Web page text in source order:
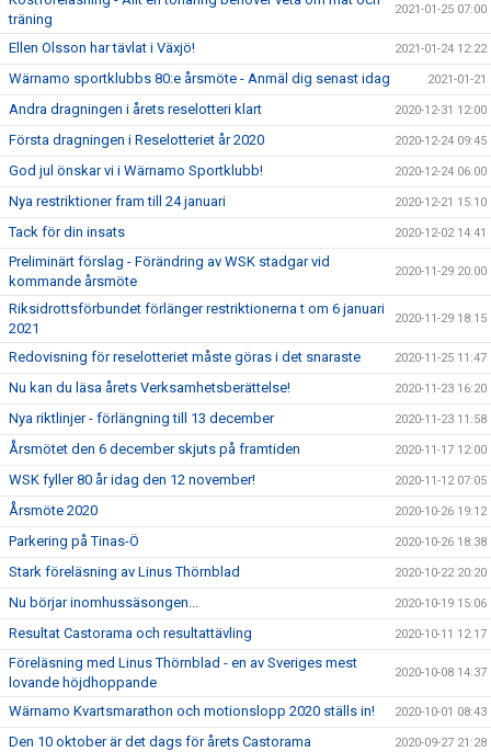
träning
2021-01-25 07:00
Ellen Olsson har tävlat i Växjö! 2021-01-24 12:22
Wärnamo sportklubbs 80:e årsmöte - Anmäl dig senast idag 2021-01-21
Andra dragningen i årets reselotteri klart 2020-12-31 12:00
Första dragningen i Reselotteriet år 2020 2020-12-24 09:45
God jul önskar vi i Wärnamo Sportklubb! 2020-12-24 06:00
Nya restriktioner fram till 24 januari 2020-12-21 15:10
Tack för din insats 2020-12-02 14:41
Preliminärt förslag - Förändring av WSK stadgar vid
kommande årsmöte
2020-11-29 20:00
Riksidrottsförbundet förlänger restriktionerna t om 6 januari
2021
2020-11-29 18:15
Redovisning för reselotteriet måste göras i det snaraste 2020-11-25 11:47
Nu kan du läsa årets Verksamhetsberättelse! 2020-11-23 16:20
Nya riktlinjer - förlängning till 13 december 2020-11-23 11:58
Årsmötet den 6 december skjuts på framtiden 2020-11-17 12:00
WSK fyller 80 år idag den 12 november! 2020-11-12 07:05
Årsmöte 2020 2020-10-26 19:12
Parkering på Tinas-Ö 2020-10-26 18:38
Stark föreläsning av Linus Thörnblad 2020-10-22 20:20
Nu börjar inomhussäsongen... 2020-10-19 15:06
Resultat Castorama och resultattävling 2020-10-11 12:17
Föreläsning med Linus Thörnblad - en av Sveriges mest
lovande höjdhoppande
2020-10-08 14:37
Wärnamo Kvartsmarathon och motionslopp 2020 ställs in! 2020-10-01 08:43
Den 10 oktober är det dags för årets Castorama 2020-09-27 21:28